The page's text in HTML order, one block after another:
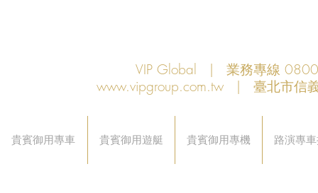
VIP Global | 業務專線
www.vipgroup.com.tw | 臺北市信
貴賓御用專車 貴賓御用遊艇 貴賓御用專機 路演專